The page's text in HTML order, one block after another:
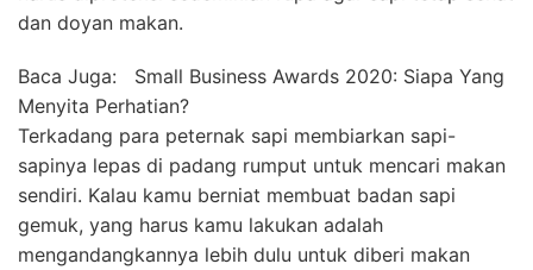
dan doyan makan.
Baca Juga:
Small Business Awards 2020: Siapa Yang
Menyita Perhatian?
Terkadang para peternak sapi membiarkan sapi-
sapinya lepas di padang rumput untuk mencari makan
sendiri. Kalau kamu berniat membuat badan sapi
gemuk, yang harus kamu lakukan adalah
mengandangkannya lebih dulu untuk diberi makan